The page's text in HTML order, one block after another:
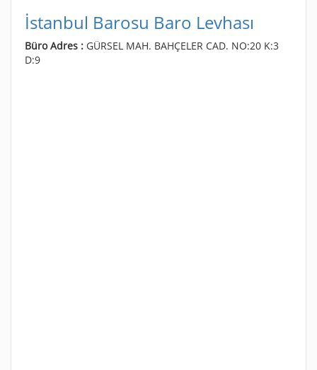
İstanbul Barosu Baro Levhası
Büro Adres : GÜRSEL MAH. BAHÇELER CAD. NO:20 K:3
D:9